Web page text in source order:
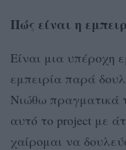
Πώς είναι η
Είναι μια υπέροχη
εμπειρία παρά
Νιώθω πραγματικά
αυτό το project με
χαίρομαι να